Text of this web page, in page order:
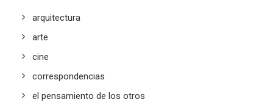
arquitectura
arte
cine
correspondencias
el pensamiento de los otros